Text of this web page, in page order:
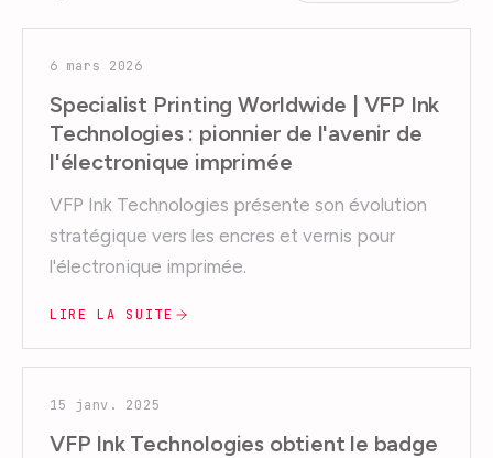
6 mars 2026
Specialist Printing Worldwide | VFP Ink
Technologies : pionnier de l'avenir de
l'électronique imprimée
VFP Ink Technologies présente son évolution
stratégique vers les encres et vernis pour
l'électronique imprimée.
LIRE LA SUITE
15 janv. 2025
VFP Ink Technologies obtient le badge